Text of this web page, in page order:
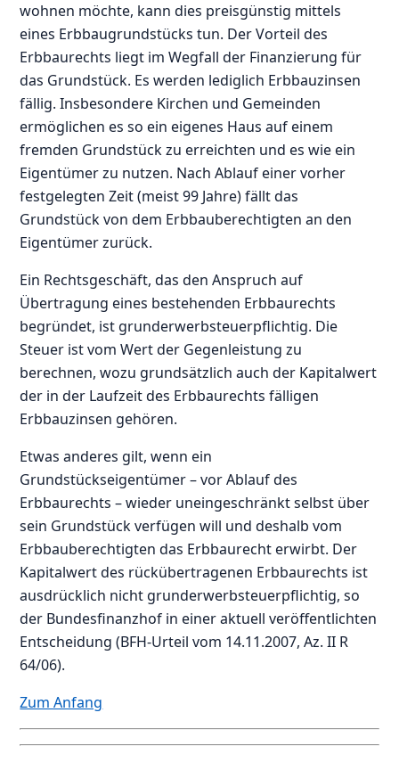
wohnen möchte, kann dies preisgünstig mittels
eines Erbbaugrundstücks tun. Der Vorteil des
Erbbaurechts liegt im Wegfall der Finanzierung für
das Grundstück. Es werden lediglich Erbbauzinsen
fällig. Insbesondere Kirchen und Gemeinden
ermöglichen es so ein eigenes Haus auf einem
fremden Grundstück zu erreichten und es wie ein
Eigentümer zu nutzen. Nach Ablauf einer vorher
festgelegten Zeit (meist 99 Jahre) fällt das
Grundstück von dem Erbbauberechtigten an den
Eigentümer zurück.
Ein Rechtsgeschäft, das den Anspruch auf
Übertragung eines bestehenden Erbbaurechts
begründet, ist grunderwerbsteuerpflichtig. Die
Steuer ist vom Wert der Gegenleistung zu
berechnen, wozu grundsätzlich auch der Kapitalwert
der in der Laufzeit des Erbbaurechts fälligen
Erbbauzinsen gehören.
Etwas anderes gilt, wenn ein
Grundstückseigentümer – vor Ablauf des
Erbbaurechts – wieder uneingeschränkt selbst über
sein Grundstück verfügen will und deshalb vom
Erbbauberechtigten das Erbbaurecht erwirbt. Der
Kapitalwert des rückübertragenen Erbbaurechts ist
ausdrücklich nicht grunderwerbsteuerpflichtig, so
der Bundesfinanzhof in einer aktuell veröffentlichten
Entscheidung (BFH-Urteil vom 14.11.2007, Az. II R
64/06).
Zum Anfang